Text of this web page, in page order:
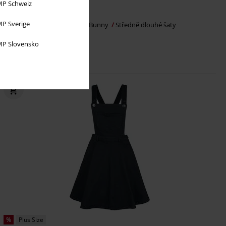
Schweiz
Sverige
Slovensko
Šaty Peebles Pinafore Hell Bunny Středně dlouhé šaty
% Plus Size